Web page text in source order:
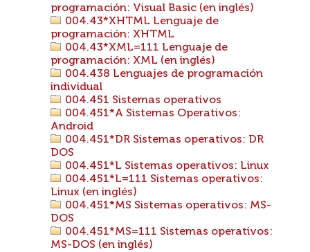
programación: Visual Basic (en inglés)
004.43*XHTML Lenguaje de
programación: XHTML
004.43*XML=111 Lenguaje de
programación: XML (en inglés)
004.438 Lenguajes de programación
individual
004.451 Sistemas operativos
004.451*A Sistemas Operativos:
Android
004.451*DR Sistemas operativos: DR
DOS
004.451*L Sistemas operativos: Linux
004.451*L=111 Sistemas operativos:
Linux (en inglés)
004.451*MS Sistemas operativos: MS-
DOS
004.451*MS=111 Sistemas operativos:
MS-DOS (en inglés)